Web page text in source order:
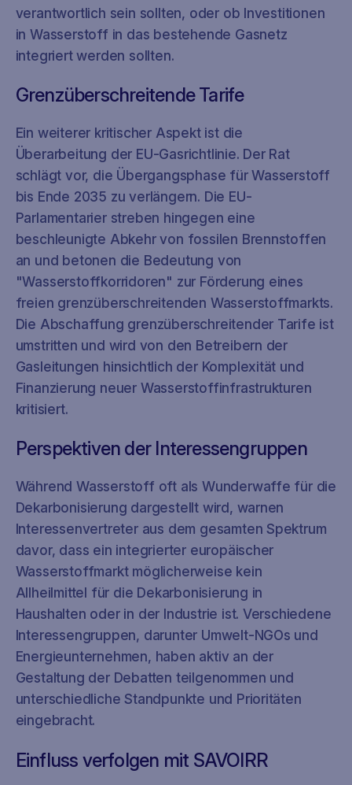
verantwortlich sein sollten, oder ob Investitionen
in Wasserstoff in das bestehende Gasnetz
integriert werden sollten.
Grenzüberschreitende Tarife
Ein weiterer kritischer Aspekt ist die
Überarbeitung der EU-Gasrichtlinie. Der Rat
schlägt vor, die Übergangsphase für Wasserstoff
bis Ende 2035 zu verlängern. Die EU-
Parlamentarier streben hingegen eine
beschleunigte Abkehr von fossilen Brennstoffen
an und betonen die Bedeutung von
"Wasserstoffkorridoren" zur Förderung eines
freien grenzüberschreitenden Wasserstoffmarkts.
Die Abschaffung grenzüberschreitender Tarife ist
umstritten und wird von den Betreibern der
Gasleitungen hinsichtlich der Komplexität und
Finanzierung neuer Wasserstoffinfrastrukturen
kritisiert.
Perspektiven der Interessengruppen
Während Wasserstoff oft als Wunderwaffe für die
Dekarbonisierung dargestellt wird, warnen
Interessenvertreter aus dem gesamten Spektrum
davor, dass ein integrierter europäischer
Wasserstoffmarkt möglicherweise kein
Allheilmittel für die Dekarbonisierung in
Haushalten oder in der Industrie ist. Verschiedene
Interessengruppen, darunter Umwelt-NGOs und
Energieunternehmen, haben aktiv an der
Gestaltung der Debatten teilgenommen und
unterschiedliche Standpunkte und Prioritäten
eingebracht.
Einfluss verfolgen mit SAVOIRR